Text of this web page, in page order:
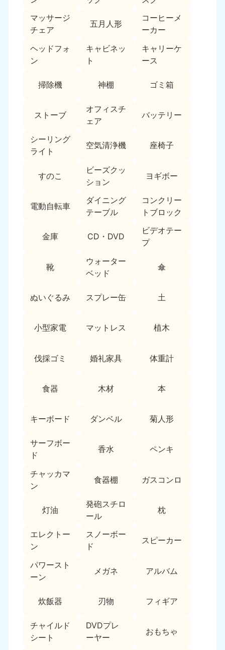
マッサージ
チェア
五月人形
コーヒーメ
ーカー
ヘッドフォ
ン
キャビネッ
ト
キャリーケ
ース
掃除機 神棚 ゴミ箱
ストーブ
オフィスチ
ェア
バッテリー
シーリング
ライト
空気清浄機 座椅子
すのこ
ビーズクッ
ション
ヨギボー
電動自転車
ダイニング
テーブル
コンクリー
トブロック
金庫 CD・DVD
ビデオテー
プ
靴
ウォーター
ベッド
傘
ぬいぐるみ スプレー缶 土
小型家電 マットレス 植木
伐採ゴミ 婚礼家具 体重計
食器 木材 本
キーボード ダンベル 菊人形
サーフボー
ド
香水 ペンキ
チャッカマ
ン
食器棚 ガスコンロ
灯油
発砲スチロ
ール
枕
エレクトー
ン
スノーボー
ド
スピーカー
パワースト
ーン
メガネ アルバム
炊飯器 刃物 フィギア
チャイルド
シート
DVDプレ
ーヤー
おもちゃ
福島県
050-1881-5271
関東
050-1881-5265 050-1881-5264
050-1881-5268
9:00〜19:00 年中無休 9:00〜19:00 年中無休
050-1881-5270
9:00〜19:00 年中無休
050-1881-5269
群馬県
9:00〜19:00 年中無休
愛知県
9:00〜19:00 年中無休
岐阜県
9:00〜19:00 年中無休
050-1881-5256 050-1881-5260
福井県
9:00〜19:00 年中無休
石川県
9:00〜19:00 年中無休
050-1881-5262 050-1881-5257
9:00〜19:00 年中無休
大阪府
9:00〜19:00 年中無休
兵庫県
9:00〜19:00 年中無休
奈良県
050-1881-5249
9:00〜19:00 年中無休
050-1881-5254
滋賀県
9:00〜19:00 年中無休
京都府
9:00〜19:00 年中無休